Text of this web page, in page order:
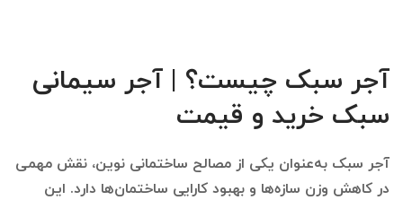
آجر سبک چیست؟ | آجر سیمانی
سبک خرید و قیمت
آجر سبک به‌عنوان یکی از مصالح ساختمانی نوین، نقش مهمی
در کاهش وزن سازه‌ها و بهبود کارایی ساختمان‌ها دارد. این